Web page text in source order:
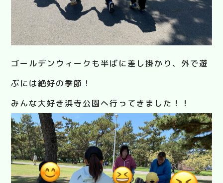
ゴールデンウィークも半ばに差し掛かり、外で遊
ぶには絶好の季節！
みんな大好き浜寺公園へ行ってきました！！